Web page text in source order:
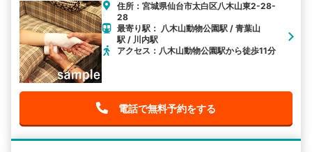
住所：宮城県仙台市太白区八木山東2-28-
28
最寄り駅： 八木山動物公園駅 / 青葉山
駅 / 川内駅
アクセス：八木山動物公園駅から徒歩11分
電話で無料予約をする